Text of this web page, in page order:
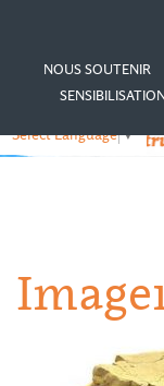
NOUS SOUTENIR
Select Language▼